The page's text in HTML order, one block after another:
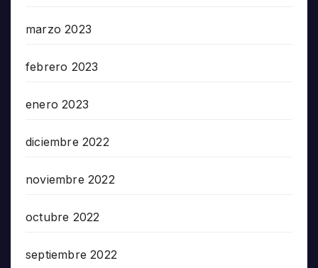
marzo 2023
febrero 2023
enero 2023
diciembre 2022
noviembre 2022
octubre 2022
septiembre 2022